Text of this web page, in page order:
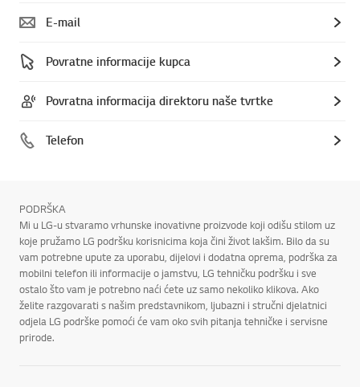
E-mail
Povratne informacije kupca
Povratna informacija direktoru naše tvrtke
Telefon
PODRŠKA
Mi u LG-u stvaramo vrhunske inovativne proizvode koji odišu stilom uz
koje pružamo LG podršku korisnicima koja čini život lakšim. Bilo da su
vam potrebne upute za uporabu, dijelovi i dodatna oprema, podrška za
mobilni telefon ili informacije o jamstvu, LG tehničku podršku i sve
ostalo što vam je potrebno naći ćete uz samo nekoliko klikova. Ako
želite razgovarati s našim predstavnikom, ljubazni i stručni djelatnici
odjela LG podrške pomoći će vam oko svih pitanja tehničke i servisne
prirode.